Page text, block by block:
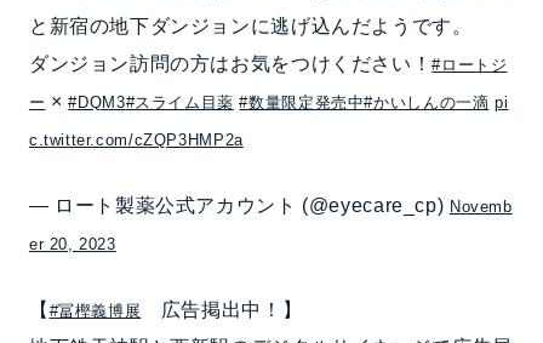
と新宿の地下ダンジョンに逃げ込んだようです。
ダンジョン訪問の方はお気をつけください！#ロートジ
ー ×#DQM3#スライム目薬 #数量限定発売中#かいしんの一滴 pi
c.twitter.com/cZQP3HMP2a
— ロート製薬公式アカウント (@eyecare_cp) Novemb
er 20, 2023
【 #冨樫義博展
広告掲出中！】